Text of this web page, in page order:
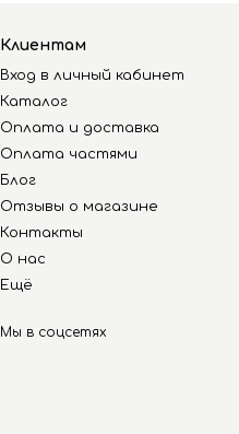
Клиентам
Вход в личный кабинет
Каталог
Оплата и доставка
Оплата частями
Блог
Отзывы о магазине
Контакты
О нас
Ещё
Мы в соцсетях